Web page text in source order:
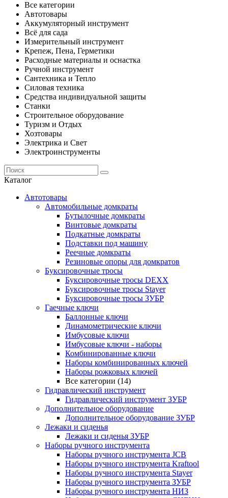
Все категории
Автотовары
Аккумуляторный инструмент
Всё для сада
Измерительный инструмент
Крепеж, Пена, Герметики
Расходные материалы и оснастка
Ручной инструмент
Сантехника и Тепло
Силовая техника
Средства индивидуальной защиты
Станки
Строительное оборудование
Туризм и Отдых
Хозтовары
Электрика и Свет
Электроинструменты
Каталог
Автотовары
Автомобильные домкраты
Бутылочные домкраты
Винтовые домкраты
Подкатные домкраты
Подставки под машину
Реечные домкраты
Резиновые опоры для домкратов
Буксировочные тросы
Буксировочные тросы DEXX
Буксировочные тросы Stayer
Буксировочные тросы ЗУБР
Гаечные ключи
Баллонные ключи
Динамометрические ключи
Имбусовые ключи
Имбусовые ключи - наборы
Комбинированные ключи
Наборы комбинированных ключей
Наборы рожковых ключей
Все категории (14)
Гидравлический инструмент
Гидравлический инструмент ЗУБР
Дополнительное оборудование
Дополнительное оборудование ЗУБР
Лежаки и сиденья
Лежаки и сиденья ЗУБР
Наборы ручного инструмента
Наборы ручного инструмента JCB
Наборы ручного инструмента Kraftool
Наборы ручного инструмента Stayer
Наборы ручного инструмента ЗУБР
Наборы ручного инструмента НИЗ